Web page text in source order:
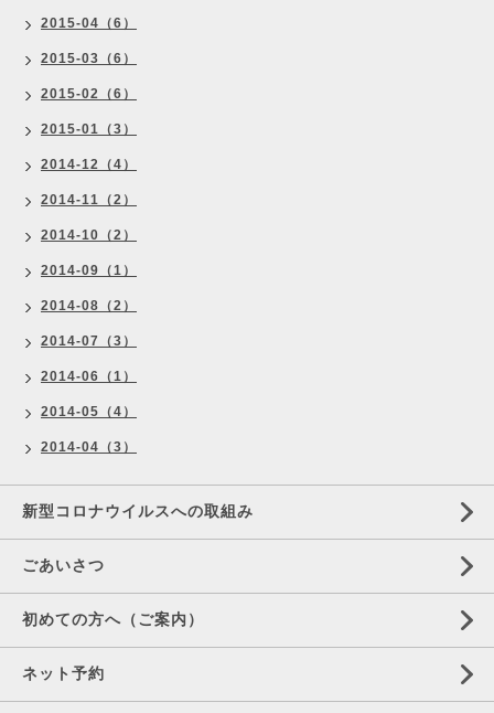
2015-04（6）
2015-03（6）
2015-02（6）
2015-01（3）
2014-12（4）
2014-11（2）
2014-10（2）
2014-09（1）
2014-08（2）
2014-07（3）
2014-06（1）
2014-05（4）
2014-04（3）
新型コロナウイルスへの取組み
ごあいさつ
初めての方へ（ご案内）
ネット予約